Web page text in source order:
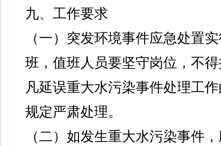
九、工作要求
（一）突发环境事件应急处置
班，值班人员要坚守岗位，不
凡延误重大水污染事件处理工
规定严肃处理。
（二）如发生重大水污染事件